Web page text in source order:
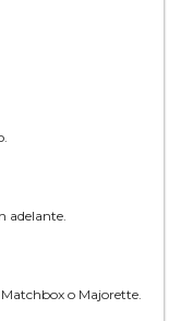
adelante.
o Majorette.